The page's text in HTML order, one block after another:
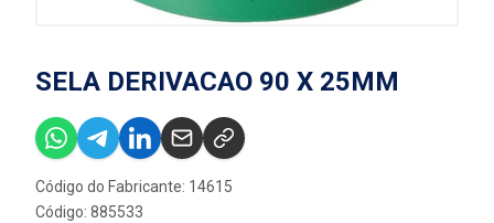
SELA DERIVACAO 90 X 25MM
Código do Fabricante: 14615
Código: 885533